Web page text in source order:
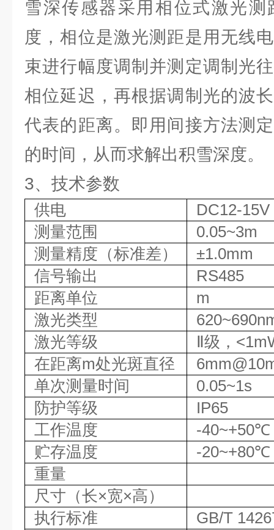
雪深传感器采用相位式激光
度，相位是激光测距是用无线
束进行幅度调制并测定调制光
相位延迟，再根据调制光的波
代表的距离。即用间接方法测
的时间，从而求解出积雪深度。
3、技术参数
供电
DC12-15V
测量范围
0.05~3m
测量精度（标准差）
±1.0mm
信号输出
RS485
距离单位
m
激光类型
激光等级
Ⅱ级，
在距离m处光斑直径
单次测量时间
0.05~1s
防护等级
IP65
工作温度
-40~+50℃
贮存温度
-20~+80℃
重量
尺寸（长×宽×高）
执行标准
GB/T